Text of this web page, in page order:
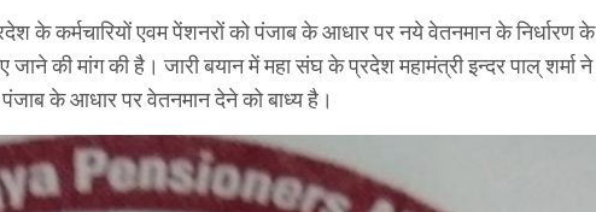
के कर्मचारियों एवम पेंशनरों को पंजाब के आधार पर नये वेतनमान के निर्धारण के
की मांग की है। जारी बयान में महा संघ के प्रदेश महामंत्री इन्दर पाल् शर्मा ने
के आधार पर वेतनमान देने को बाध्य है।